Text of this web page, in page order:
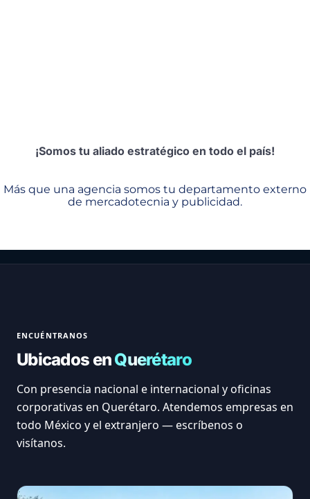
¡Somos tu aliado estratégico en todo el país!
Más que una agencia somos tu departamento externo
de mercadotecnia y publicidad.
ENCUÉNTRANOS
Ubicados enQuerétaro
Con presencia nacional e internacional y oficinas
corporativas en Querétaro. Atendemos empresas en
todo México y el extranjero — escríbenos o
visítanos.